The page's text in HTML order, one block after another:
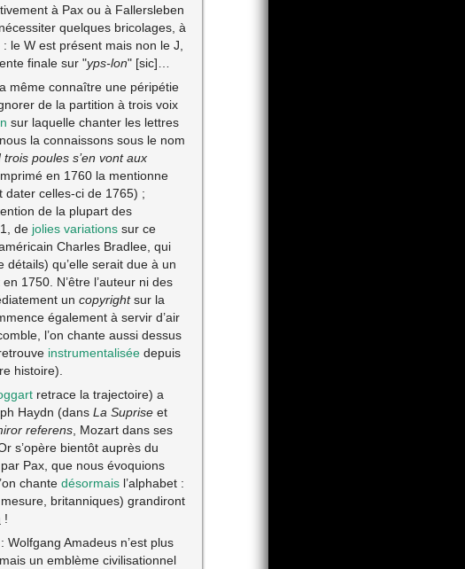
à Pax ou à Fallersleben
quelques bricolages, à
le W est présent mais non le J,
finale sur "yps-lon" [sic]…
même connaître une péripétie
de la partition à trois voix
sur laquelle chanter les lettres
la connaissons sous le nom
trois poules s’en vont aux
en 1760 la mentionne
dater celles-ci de 1765) ;
de la plupart des
de jolies variationssur ce
Charles Bradlee, qui
qu’elle serait due à un
1750. N’être l’auteur ni des
un copyrightsur la
également à servir d’air
l’on chante aussi dessus
instrumentaliséedepuis
histoire).
retrace la trajectoire) a
Haydn (dans La Supriseet
referens, Mozart dans ses
s’opère bientôt auprès du
Pax, que nous évoquions
chante désormaisl’alphabet :
britanniques) grandiront
!
Amadeus n’est plus
un emblème civilisationnel